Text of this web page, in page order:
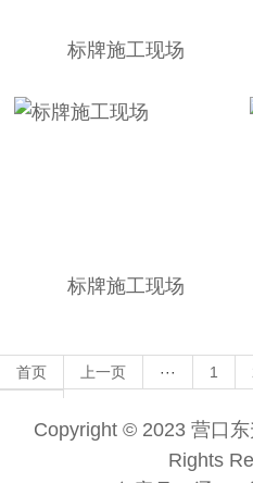
标牌施工现场
标牌施工现场
首页 上一页 ··· 1
Copyright © 2023 营口东
Rights